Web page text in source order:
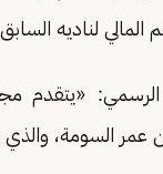
المالي لناديه
«يتقدم
عمر السومة،